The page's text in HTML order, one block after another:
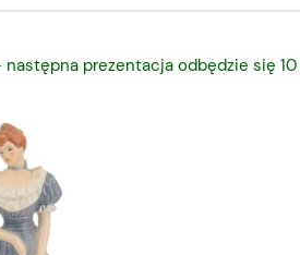
prezentacja odbędzie się